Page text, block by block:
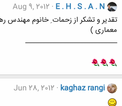
E . H . S . A . N
Aug 9, 2012
تقدیر و تشکر از زحمات ِ خانوم مهندس
معماری )
___________________________
kaghaz rangi
Jun 28, 2012